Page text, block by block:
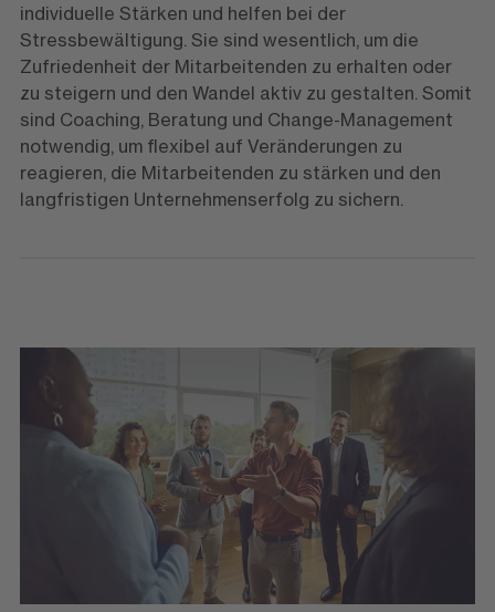
individuelle Stärken und helfen bei der
Stressbewältigung. Sie sind wesentlich, um die
Zufriedenheit der Mitarbeitenden zu erhalten oder
zu steigern und den Wandel aktiv zu gestalten. Somit
sind Coaching, Beratung und Change-Management
notwendig, um flexibel auf Veränderungen zu
reagieren, die Mitarbeitenden zu stärken und den
langfristigen Unternehmenserfolg zu sichern.